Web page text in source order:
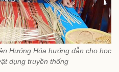
Hướng Hóa hướng dẫn cho học
dụng truyền thống